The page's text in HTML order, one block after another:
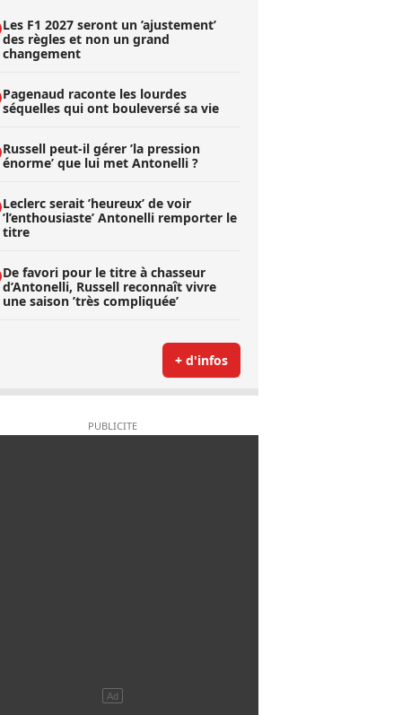
Les F1 2027 seront un ’ajustement’
des règles et non un grand
changement
Pagenaud raconte les lourdes
séquelles qui ont bouleversé sa vie
Russell peut-il gérer ’la pression
énorme’ que lui met Antonelli ?
Leclerc serait ’heureux’ de voir
’l’enthousiaste’ Antonelli remporter le
titre
De favori pour le titre à chasseur
d’Antonelli, Russell reconnaît vivre
une saison ’très compliquée’
+ d'infos